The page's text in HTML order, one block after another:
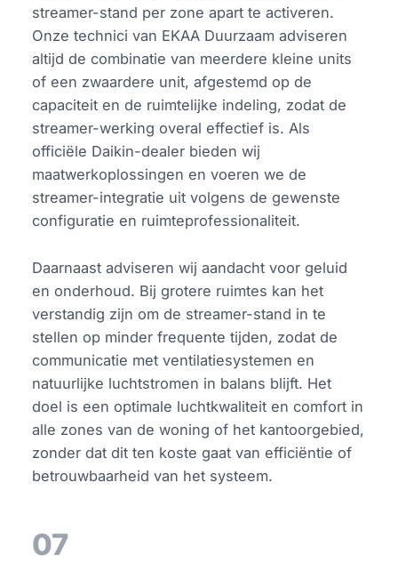
streamer-stand per zone apart te activeren.
Onze technici van EKAA Duurzaam adviseren
altijd de combinatie van meerdere kleine units
of een zwaardere unit, afgestemd op de
capaciteit en de ruimtelijke indeling, zodat de
streamer-werking overal effectief is. Als
officiële Daikin-dealer bieden wij
maatwerkoplossingen en voeren we de
streamer-integratie uit volgens de gewenste
configuratie en ruimteprofessionaliteit.
Daarnaast adviseren wij aandacht voor geluid
en onderhoud. Bij grotere ruimtes kan het
verstandig zijn om de streamer-stand in te
stellen op minder frequente tijden, zodat de
communicatie met ventilatiesystemen en
natuurlijke luchtstromen in balans blijft. Het
doel is een optimale luchtkwaliteit en comfort in
alle zones van de woning of het kantoorgebied,
zonder dat dit ten koste gaat van efficiëntie of
betrouwbaarheid van het systeem.
07